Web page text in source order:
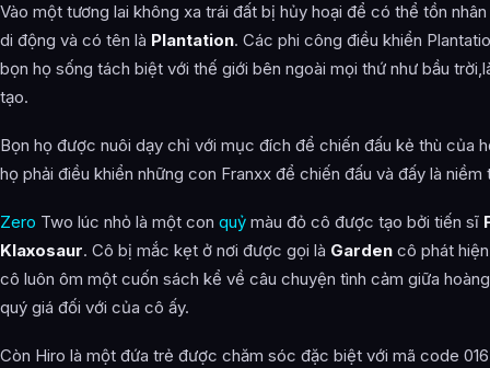
Vào một tương lai không xa trái đất bị hủy hoại để có thể tồn
di động và có tên là Plantation. Các phi công điều khiển
bọn họ sống tách biệt với thế giới bên ngoài mọi thứ như bầu
tạo.
Bọn họ được nuôi dạy chỉ với mục đích để chiến đấu kẻ thù của
họ phải điều khiển những con Franxx để chiến đấu và đấy là niềm
Zero Two lúc nhỏ là một con quỷ màu đỏ cô được tạo bởi tiến sĩ
Klaxosaur. Cô bị mắc kẹt ở nơi được gọi là Garden cô phát
cô luôn ôm một cuốn sách kể về câu chuyện tình cảm giữa
quý giá đối với của cô ấy.
Còn Hiro là một đứa trẻ được chăm sóc đặc biệt với mã code